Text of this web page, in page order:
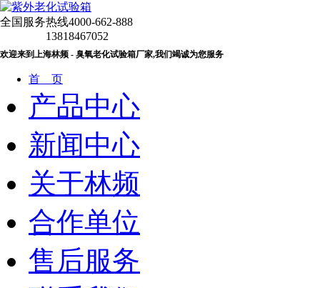
全国服务热线4000-662-888
13818467052
欢迎来到上海林频 - 臭氧老化试验箱厂家,我们竭诚为您服务
首 页
产品中心
新闻中心
关于林频
合作单位
售后服务